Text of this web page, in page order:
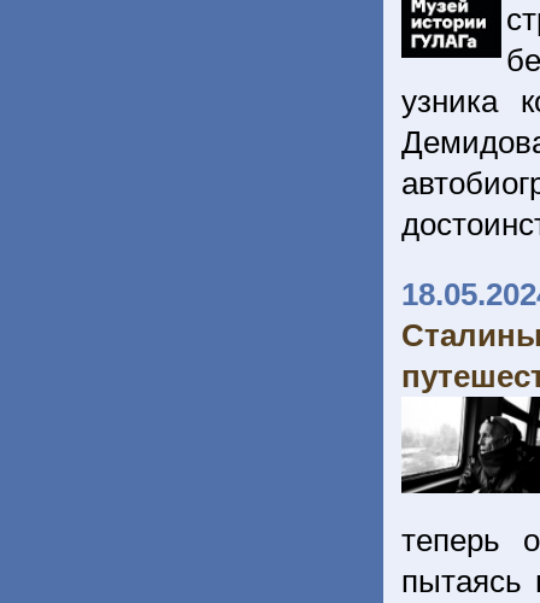
узника
теперь
пытаясь